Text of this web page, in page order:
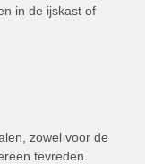
in de ijskast of
zowel voor de
tevreden.